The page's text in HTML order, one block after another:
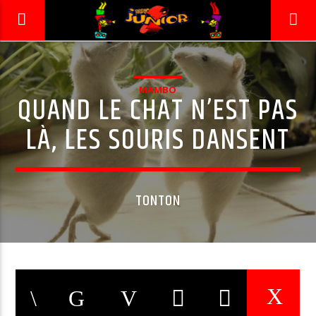
RADIO JUNIOR
LA 1ÈRE RADIO DES ENFANTS !
MAMBO
QUAND LE CHAT N’EST PAS
LÀ, LES SOURIS DANSENT
TONTON